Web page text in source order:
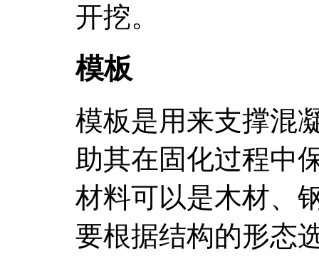
开挖。
模板
模板是用来支撑混
助其在固化过程中
材料可以是木材、
要根据结构的形态